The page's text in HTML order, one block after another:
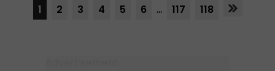
1 2 3 4 5 6 ... 117 118